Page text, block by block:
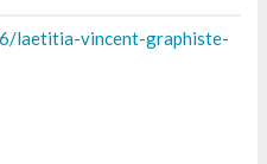
laetitia-vincent-graphiste-